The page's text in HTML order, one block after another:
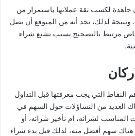
جاهدة لكسب ثقة عملائها باستمرار من
ونتيجة لذلك، نجد أنه من المتوقع أن يصل
مرتبط بالتصحيح بسبب تشبع شراء
النقاط التي يجب معرفتها قبل التداول
العديد من التساؤلات حول السهم في
المناسب لشرائه، أم تأخير شرائه، أو
هناك سهم أفضل منه، لذلك قبل بدء شراء